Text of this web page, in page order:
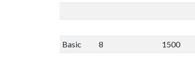
Basic
8 1500